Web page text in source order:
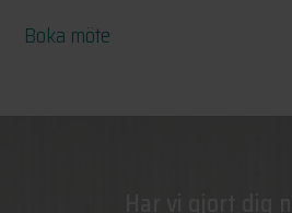
Boka möte